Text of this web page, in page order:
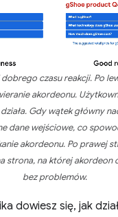
dobrego czasu reakcji. Po
akordeonu.
Gdy wątek główny
dane wejściowe, co
akordeonu. Po prawej
strona, na której akordeon
bez problemów.
dowiesz się, jak